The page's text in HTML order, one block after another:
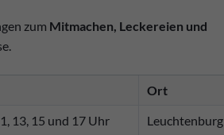
zum Mitmachen, Leckereien und
Ort
13, 15 und 17 Uhr Leuchtenburg